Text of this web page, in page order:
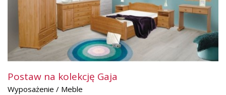
Postaw na kolekcję Gaja
Wyposażenie / Meble